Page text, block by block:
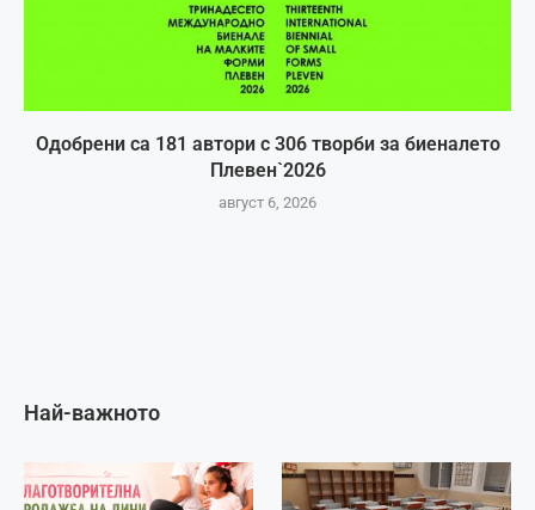
Одобрени са 181 автори с 306 творби за биеналето
Плевен`2026
август 6, 2026
Най-важното